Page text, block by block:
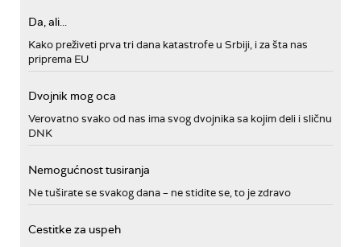
Da, ali...
Kako preživeti prva tri dana katastrofe u Srbiji, i za šta nas
priprema EU
Dvojnik mog oca
Verovatno svako od nas ima svog dvojnika sa kojim deli i sličnu
DNK
Nemogućnost tusiranja
Ne tuširate se svakog dana – ne stidite se, to je zdravo
Cestitke za uspeh